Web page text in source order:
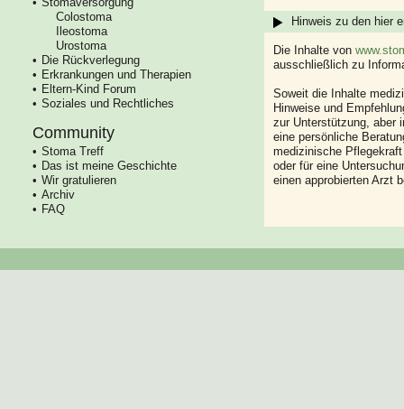
Colostoma
Ileostoma
Urostoma
Die Rückverlegung
Erkrankungen und Therapien
Eltern-Kind Forum
Soziales und Rechtliches
Community
Stoma Treff
Das ist meine Geschichte
Wir gratulieren
Archiv
FAQ
Hinweis zu den hier
Die Inhalte von
ausschließlich zu
Soweit die Inhalte
Hinweise und
zur Unterstützung, aber
eine persönliche
medizinische
oder für eine
einen approbierten Arzt